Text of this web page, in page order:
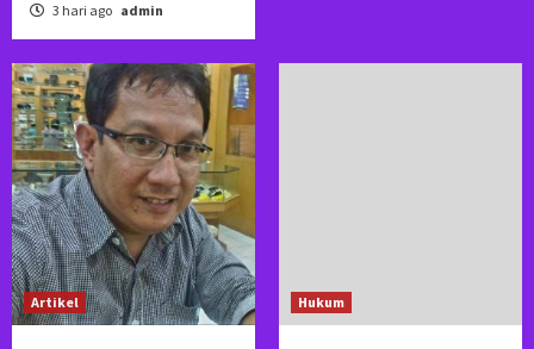
3 hari ago admin
Artikel Hukum